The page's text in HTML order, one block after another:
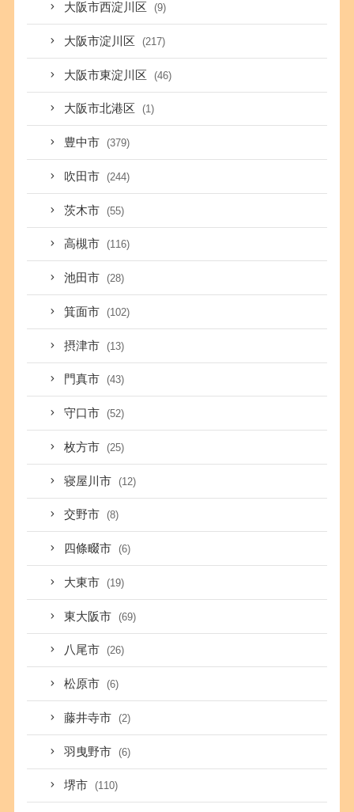
大阪市西淀川区 (9)
大阪市淀川区 (217)
大阪市東淀川区 (46)
大阪市北港区 (1)
豊中市 (379)
吹田市 (244)
茨木市 (55)
高槻市 (116)
池田市 (28)
箕面市 (102)
摂津市 (13)
門真市 (43)
守口市 (52)
枚方市 (25)
寝屋川市 (12)
交野市 (8)
四條畷市 (6)
大東市 (19)
東大阪市 (69)
八尾市 (26)
松原市 (6)
藤井寺市 (2)
羽曳野市 (6)
堺市 (110)